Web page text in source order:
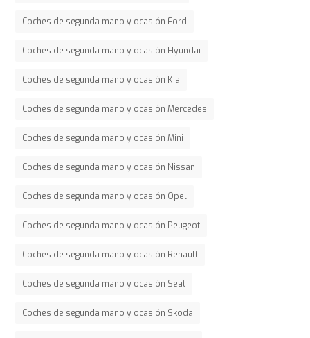
Coches de segunda mano y ocasión Ford
Coches de segunda mano y ocasión Hyundai
Coches de segunda mano y ocasión Kia
Coches de segunda mano y ocasión Mercedes
Coches de segunda mano y ocasión Mini
Coches de segunda mano y ocasión Nissan
Coches de segunda mano y ocasión Opel
Coches de segunda mano y ocasión Peugeot
Coches de segunda mano y ocasión Renault
Coches de segunda mano y ocasión Seat
Coches de segunda mano y ocasión Skoda